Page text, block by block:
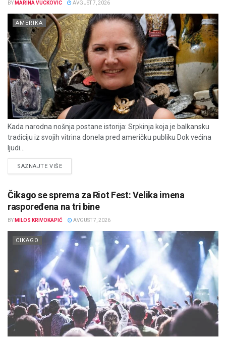
BY MARINA VUCKOVIC AVGUST 7, 2026
AMERIKA
Kada narodna nošnja postane istorija: Srpkinja koja je balkansku
tradiciju iz svojih vitrina donela pred američku publiku Dok većina
ljudi...
SAZNAJTE VIŠEDETAILS
Čikago se sprema za Riot Fest: Velika imena
raspoređena na tri bine
BY MILOS KRIVOKAPIĆ AVGUST 7, 2026
CIKAGO